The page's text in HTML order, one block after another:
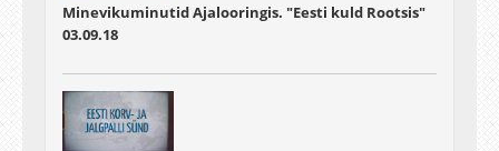
Minevikuminutid Ajalooringis. "Eesti kuld Rootsis"
03.09.18